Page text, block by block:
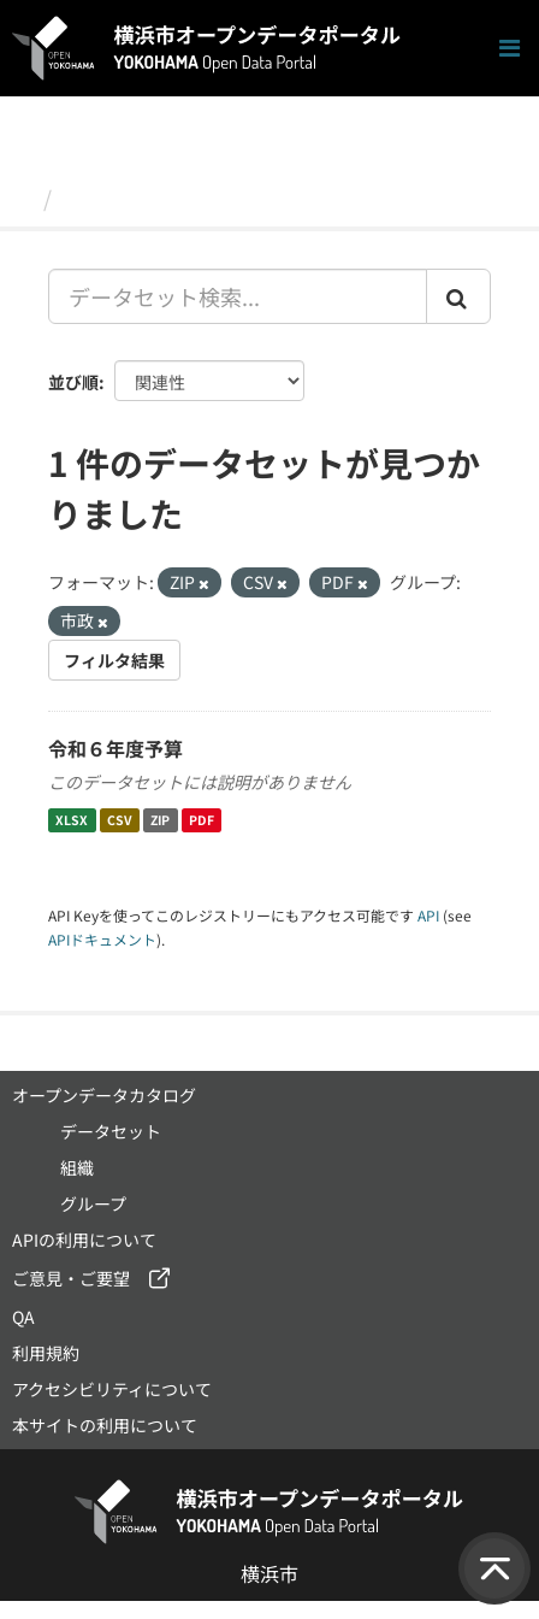
キ
並び順
1 件のデータセットが見つか
りました
フォーマット: ZIP CSV PDF
グループ:
市政
フィルタ結果
令和６年度予算
このデータセットには説明がありません
XLSX CSV ZIP PDF
API Keyを使ってこのレジストリーにもアクセス可能です API (see
APIドキュメント).
オープンデータカタログ
データセット
組織
グループ
APIの利用について
ご意見・ご要望
QA
利用規約
アクセシビリティについて
本サイトの利用について
横浜市